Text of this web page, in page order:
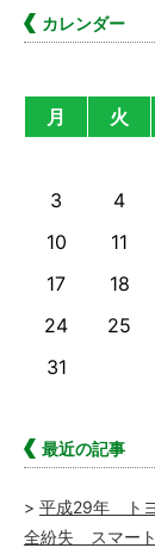
カレンダー
月
火
3
4
10
11
17
18
24
25
31
最近の記事
平成29年 ト
全紛失 スマー